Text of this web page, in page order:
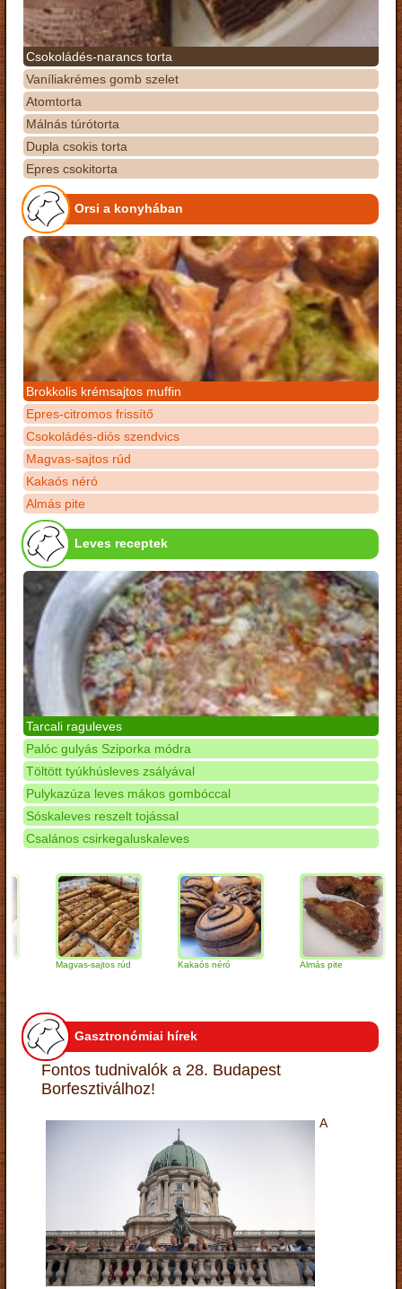
Csokoládés-narancs torta
Vaníliakrémes gomb szelet
Atomtorta
Málnás túrótorta
Dupla csokis torta
Epres csokitorta
Orsi a konyhában
Brokkolis krémsajtos muffin
Epres-citromos frissítő
Csokoládés-diós szendvics
Magvas-sajtos rúd
Kakaós néró
Almás pite
Leves receptek
Tarcali raguleves
Palóc gulyás Sziporka módra
Töltött tyúkhúsleves zsályával
Pulykazúza leves mákos gombóccal
Sóskaleves reszelt tojással
Csalános csirkegaluskaleves
Magvas-sajtos rúd Kakaós néró Almás pite
Gasztronómiai hírek
Fontos tudnivalók a 28. Budapest
Borfesztiválhoz!
A